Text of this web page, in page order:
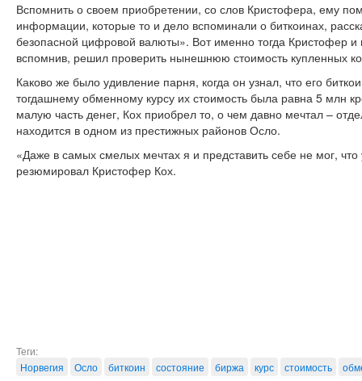
Вспомнить о своем приобретении, со слов Кристофера, ему
информации, которые то и дело вспоминали о биткоинах,
безопасной цифровой валюты». Вот именно тогда Кристофер
вспомнив, решил проверить нынешнюю стоимость купленных
Каково же было удивление парня, когда он узнал, что его
тогдашнему обменному курсу их стоимость была равна 5 млн
малую часть денег, Кох приобрел то, о чем давно мечтал –
находится в одном из престижных районов Осло.
«Даже в самых смелых мечтах я и представить себе не мог, что
резюмировал Кристофер Кох.
Теги:
Норвегия
Осло биткоин состояние биржа курс стоимость